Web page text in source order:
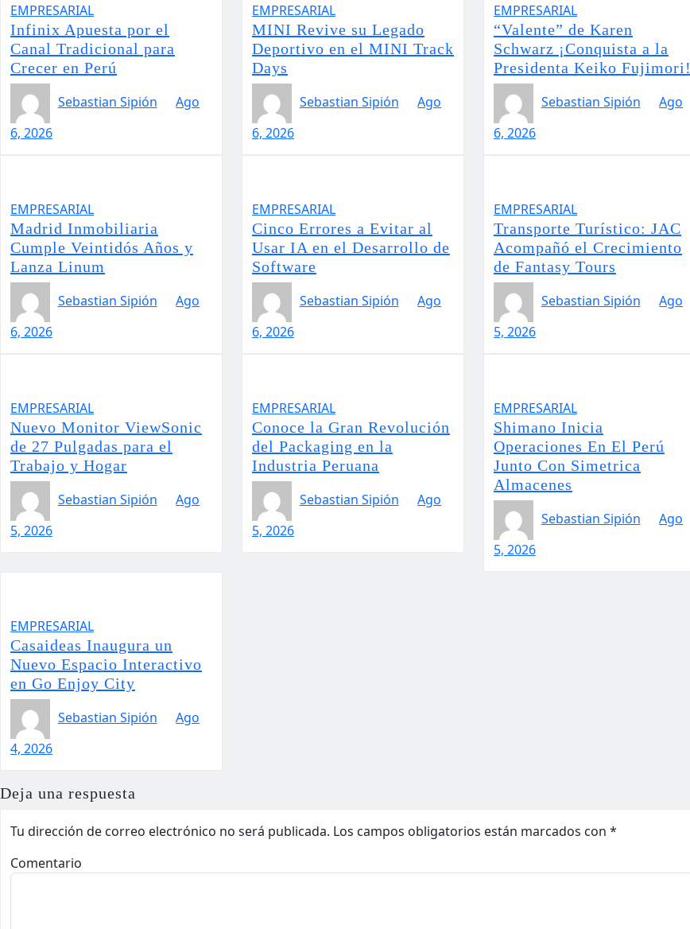
EMPRESARIAL
Infinix Apuesta por el
Canal Tradicional para
Crecer en Perú
Sebastian Sipión
Ago
6, 2026
EMPRESARIAL
MINI Revive su Legado
Deportivo en el MINI Track
Days
Sebastian Sipión
Ago
6, 2026
EMPRESARIAL
“Valente” de Karen
Schwarz ¡Conquista a la
Presidenta Keiko Fujimori!
Sebastian Sipión
Ago
6, 2026
EMPRESARIAL
Madrid Inmobiliaria
Cumple Veintidós Años y
Lanza Linum
Sebastian Sipión
Ago
6, 2026
EMPRESARIAL
Cinco Errores a Evitar al
Usar IA en el Desarrollo de
Software
Sebastian Sipión
Ago
6, 2026
EMPRESARIAL
Transporte Turístico: JAC
Acompañó el Crecimiento
de Fantasy Tours
Sebastian Sipión
Ago
5, 2026
EMPRESARIAL
Nuevo Monitor ViewSonic
de 27 Pulgadas para el
Trabajo y Hogar
Sebastian Sipión
Ago
5, 2026
EMPRESARIAL
Conoce la Gran Revolución
del Packaging en la
Industria Peruana
Sebastian Sipión
Ago
5, 2026
EMPRESARIAL
Shimano Inicia
Operaciones En El Perú
Junto Con Simetrica
Almacenes
Sebastian Sipión
Ago
5, 2026
EMPRESARIAL
Casaideas Inaugura un
Nuevo Espacio Interactivo
en Go Enjoy City
Sebastian Sipión
Ago
4, 2026
Deja una respuesta
Tu dirección de correo electrónico no será publicada. Los campos obligatorios están marcados con *
Comentario